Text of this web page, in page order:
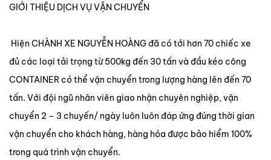
GIỚI THIỆU DỊCH VỤ VẬN CHUYỂN
Hiện CHÀNH XE NGUYỄN HOÀNG đã có tới hơn 70 chiếc xe
đủ các loại tải trọng từ 500kg đến 30 tấn và đầu kéo công
CONTAINER có thể vận chuyển trong lượng hàng lên đến 70
tấn. Với đội ngũ nhân viên giao nhận chuyên nghiệp, vận
chuyển 2 – 3 chuyến/ ngày luôn luôn đáp ứng đúng thời gian
vận chuyển cho khách hàng, hàng hóa được bảo hiểm 100%
trong quá trình vận chuyển.